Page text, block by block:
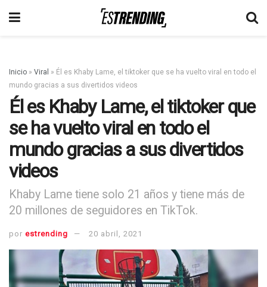
Inicio » Viral » Él es Khaby Lame, el tiktoker que se ha vuelto viral en todo el
mundo gracias a sus divertidos videos
Él es Khaby Lame, el tiktoker que
se ha vuelto viral en todo el
mundo gracias a sus divertidos
videos
Khaby Lame tiene solo 21 años y tiene más de
20 millones de seguidores en TikTok.
por estrending 20 abril, 2021